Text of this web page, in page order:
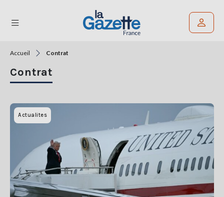
THÉMATIQUES
RÉGIONS
TENDANCES
SERVICES
LA
GAZETTE
Accueil Contrat
Contrat
Actualites